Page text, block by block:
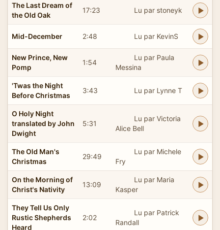
The Last Dream of
the Old Oak
17:23 Lu par stoneyk
Mid-December 2:48 Lu par KevinS
New Prince, New
Pomp
1:54
Lu par Paula
Messina
'Twas the Night
Before Christmas
3:43 Lu par Lynne T
O Holy Night
translated by John
Dwight
5:31
Lu par Victoria
Alice Bell
The Old Man's
Christmas
29:49
Lu par Michele
Fry
On the Morning of
Christ's Nativity
13:09
Lu par Maria
Kasper
They Tell Us Only
Rustic Shepherds
Heard
2:02
Lu par Patrick
Randall